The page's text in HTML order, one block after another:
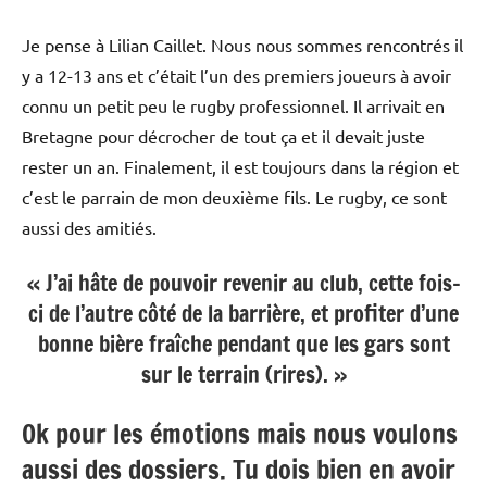
Je pense à Lilian Caillet. Nous nous sommes rencontrés il
y a 12-13 ans et c’était l’un des premiers joueurs à avoir
connu un petit peu le rugby professionnel. Il arrivait en
Bretagne pour décrocher de tout ça et il devait juste
rester un an. Finalement, il est toujours dans la région et
c’est le parrain de mon deuxième fils. Le rugby, ce sont
aussi des amitiés.
« J’ai hâte de pouvoir revenir au club, cette fois-
ci de l’autre côté de la barrière, et profiter d’une
bonne bière fraîche pendant que les gars sont
sur le terrain (rires). »
Ok pour les émotions mais nous voulons
aussi des dossiers. Tu dois bien en avoir